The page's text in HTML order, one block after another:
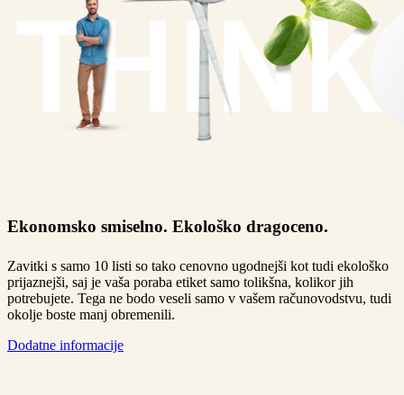
Ekonomsko smiselno. Ekološko dragoceno.
Zavitki s samo 10 listi so tako cenovno ugodnejši kot tudi ekološko
prijaznejši, saj je vaša poraba etiket samo tolikšna, kolikor jih
potrebujete. Tega ne bodo veseli samo v vašem računovodstvu, tudi
okolje boste manj obremenili.
Dodatne informacije